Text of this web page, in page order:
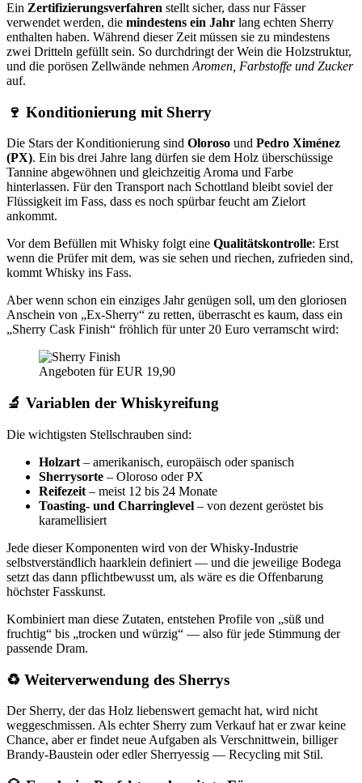
Ein Zertifizierungsverfahren stellt sicher, dass nur Fässer
verwendet werden, die mindestens ein Jahr lang echten Sherry
enthalten haben. Während dieser Zeit müssen sie zu mindestens
zwei Dritteln gefüllt sein. So durchdringt der Wein die Holzstruktur,
und die porösen Zellwände nehmen Aromen, Farbstoffe und Zucker
auf.
🍷 Konditionierung mit Sherry
Die Stars der Konditionierung sind Oloroso und Pedro Ximénez
(PX). Ein bis drei Jahre lang dürfen sie dem Holz überschüssige
Tannine abgewöhnen und gleichzeitig Aroma und Farbe
hinterlassen. Für den Transport nach Schottland bleibt soviel der
Flüssigkeit im Fass, dass es noch spürbar feucht am Zielort
ankommt.
Vor dem Befüllen mit Whisky folgt eine Qualitätskontrolle: Erst
wenn die Prüfer mit dem, was sie sehen und riechen, zufrieden sind,
kommt Whisky ins Fass.
Aber wenn schon ein einziges Jahr genügen soll, um den gloriosen
Anschein von
Ex‑Sherry
zu retten, überrascht es kaum, dass ein
Sherry Cask Finish
fröhlich für unter 20 Euro verramscht wird:
Angeboten für EUR 19,90
🔬 Variablen der Whiskyreifung
Die wichtigsten Stellschrauben sind:
Holzart – amerikanisch, europäisch oder spanisch
Sherrysorte – Oloroso oder PX
Reifezeit – meist 12 bis 24 Monate
Toasting- und Charringlevel – von dezent geröstet bis
karamellisiert
Jede dieser Komponenten wird von der Whisky‑Industrie
selbstverständlich haarklein definiert — und die jeweilige Bodega
setzt das dann pflichtbewusst um, als wäre es die Offenbarung
höchster Fasskunst.
Kombiniert man diese Zutaten, entstehen Profile von
süß und
fruchtig
bis trocken und würzig
— also für jede Stimmung der
passende Dram.
♻️ Weiterverwendung des Sherrys
Der Sherry, der das Holz liebenswert gemacht hat, wird nicht
weggeschmissen. Als echter Sherry zum Verkauf hat er zwar keine
Chance, aber er findet neue Aufgaben als Verschnittwein, billiger
Brandy-Baustein oder edler Sherryessig — Recycling mit Stil.